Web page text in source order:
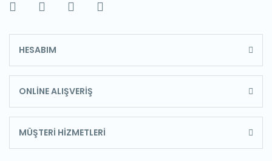
HESABIM
ONLİNE ALIŞVERİŞ
MÜŞTERİ HİZMETLERİ